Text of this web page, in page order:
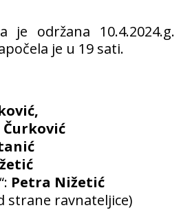
je održana
je u 19 sati.
Petra Nižetić
strane ravnateljice)